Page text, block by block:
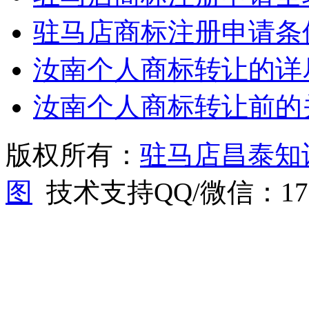
驻马店商标注册申请
汝南个人商标转让的
汝南个人商标转让前
版权所有： 驻马店昌泰
图
技术支持QQ/微信：